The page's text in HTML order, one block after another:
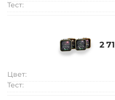
Тест:
‍2
Цвет:
Тест: